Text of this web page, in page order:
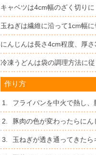
キャベツは4cm幅のざく切り
玉ねぎは繊維に沿って1cm幅
にんじんは長さ4cm程度、厚
冷凍うどんは袋の調理方法に
作り方
1. フライパンを中火で熱し
2. 豚肉の色が変わったらに
3. 玉ねぎが透き通ってきた